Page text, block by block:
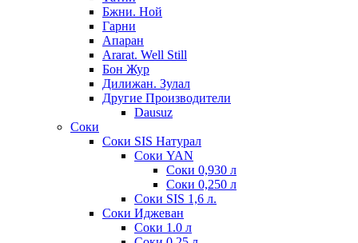
Бжни. Ной
Гарни
Апаран
Ararat. Well Still
Бон Жур
Дилижан. Зулал
Другие Производители
Dausuz
Соки
Соки SIS Натурал
Соки YAN
Соки 0,930 л
Соки 0,250 л
Соки SIS 1,6 л.
Соки Иджеван
Соки 1.0 л